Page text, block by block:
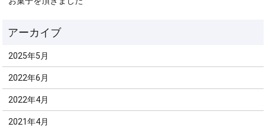
2025年5月
2022年6月
2022年4月
2021年4月